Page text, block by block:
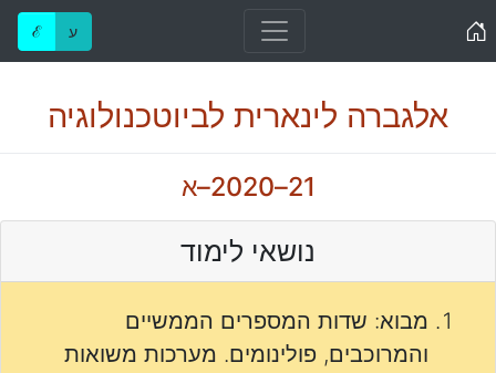
ℰ ע
אלגברה לינארית לביוטכנולוגיה
21–2020–א
נושאי לימוד
מבוא: שדות המספרים הממשיים
והמרוכבים, פולינומים. מערכות משואות